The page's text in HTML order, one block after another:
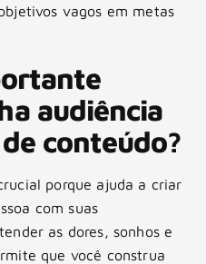
vagos em metas
audiência
conteúdo?
porque ajuda a criar
com suas
as dores, sonhos e
que você construa